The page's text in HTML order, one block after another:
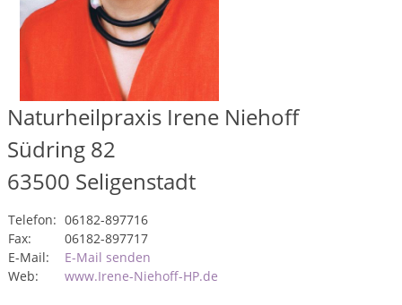
Naturheilpraxis Irene Niehoff
Südring 82
63500 Seligenstadt
Telefon: 06182-897716
Fax:
06182-897717
E-Mail:
E-Mail senden
Web:
www.Irene-Niehoff-HP.de